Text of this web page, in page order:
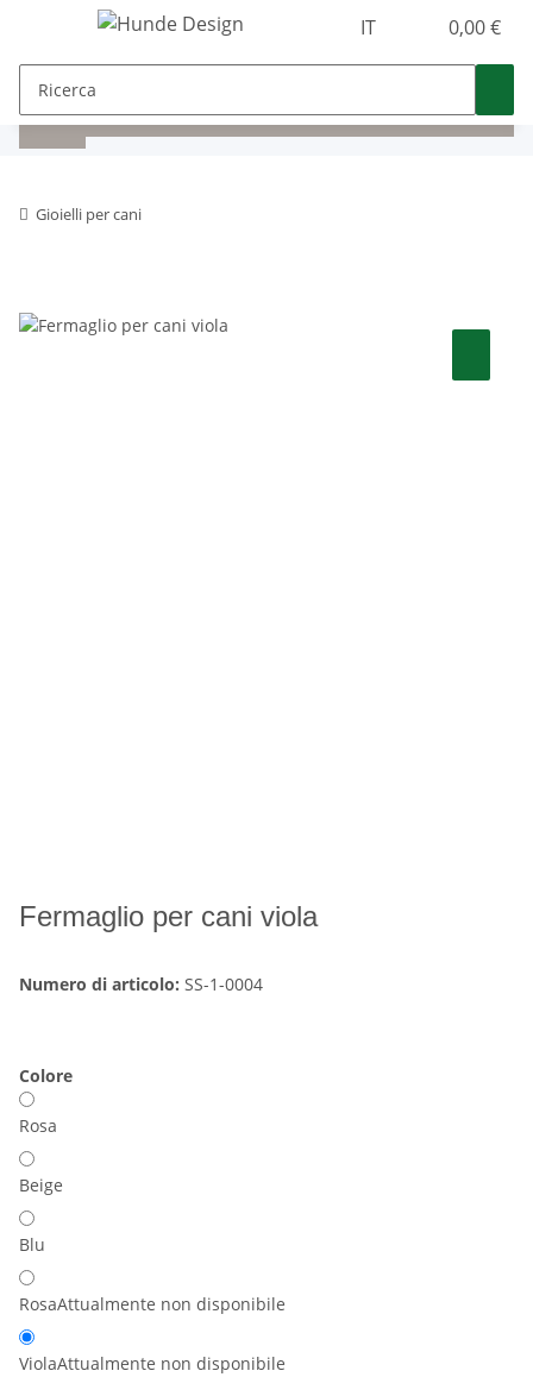
IT 0,00 €
Gioielli per cani
Fermaglio per cani viola
Numero di articolo: SS-1-0004
Colore
Rosa
Beige
Blu
RosaAttualmente non disponibile
ViolaAttualmente non disponibile